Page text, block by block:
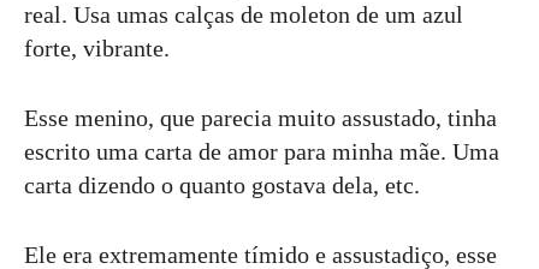
real. Usa umas calças de moleton de um azul
forte, vibrante.
Esse menino, que parecia muito assustado, tinha
escrito uma carta de amor para minha mãe. Uma
carta dizendo o quanto gostava dela, etc.
Ele era extremamente tímido e assustadiço, esse